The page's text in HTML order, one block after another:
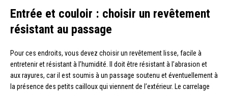
Entrée et couloir : choisir un revêtement
résistant au passage
Pour ces endroits, vous devez choisir un revêtement lisse, facile à
entretenir et résistant à l’humidité. Il doit être résistant à l’abrasion et
aux rayures, car il est soumis à un passage soutenu et éventuellement à
la présence des petits cailloux qui viennent de l’extérieur. Le carrelage